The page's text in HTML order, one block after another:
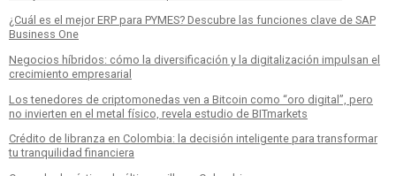
¿Cuál es el mejor ERP para PYMES? Descubre las funciones clave de SAP
Business One
Negocios híbridos: cómo la diversificación y la digitalización impulsan el
crecimiento empresarial
Los tenedores de criptomonedas ven a Bitcoin como “oro digital”, pero
no invierten en el metal físico, revela estudio de BITmarkets
Crédito de libranza en Colombia: la decisión inteligente para transformar
tu tranquilidad financiera